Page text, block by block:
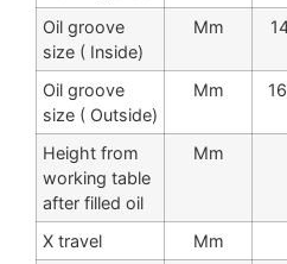
Oil groove
size ( Inside)
Mm
Oil groove
size ( Outside)
Mm
Height from
working table
after filled oil
Mm
X travel Mm